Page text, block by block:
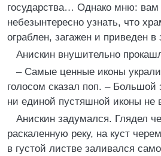
государства… Однако мню: вам
небезынтересно узнать, что
ограблен, загажен и приведен
Анискин внушительно
– Самые ценные иконы
голосом сказал поп. – Большой
ни единой пустяшной иконы не
Анискин задумался. Глядел
раскаленную реку, на куст
в густой листве заливался